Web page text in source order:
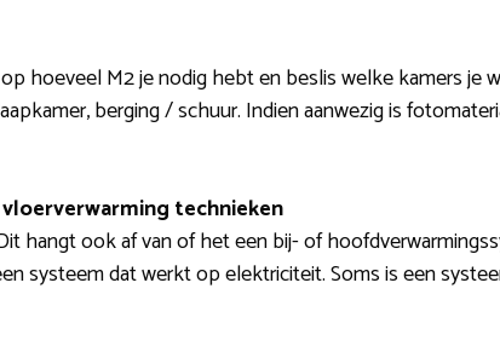
hoeveel M2 je nodig hebt en beslis welke kamers je
berging / schuur. Indien aanwezig is
technieken
hangt ook af van of het een bij- of
systeem dat werkt op elektriciteit. Soms is een